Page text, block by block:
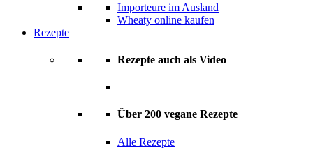
Importeure im Ausland
Wheaty online kaufen
Rezepte
Rezepte auch als Video
Über 200 vegane Rezepte
Alle Rezepte